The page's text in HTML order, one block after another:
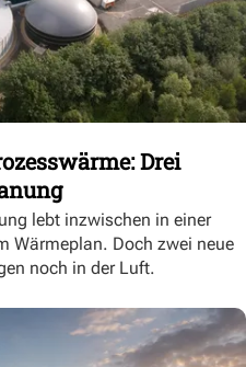
Drei
lebt inzwischen in einer
Wärmeplan. Doch zwei neue
noch in der Luft.